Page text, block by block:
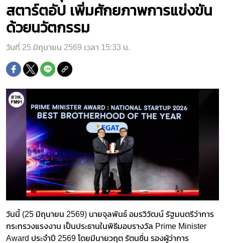
สตาร์ตอัป เพิ่มศักยภาพการแข่งขัน
ด้วยนวัตกรรม
วันที่ 25 มิถุนายน 2569 เวลา 15:33 น.
วันนี้ (25 มิถุนายน 2569) นายจุลพันธ์ อมรวิวัฒน์ รัฐมนตรีว่าการ
กระทรวงแรงงาน เป็นประธานในพิธีมอบรางวัล Prime Minister
Award ประจำปี 2569 โดยมีนายวฤต รัตนชื่น รองผู้ว่าการ